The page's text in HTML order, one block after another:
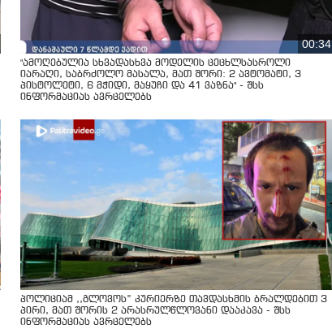
00:34
"ამოღებულია სხვადასხვა მოდელის ცეცხლსასროლი
იარაღი, საბრძოლო მასალა, მათ შორი: 2 ავტომატი, 3
პისტოლეტი, 6 მჭიდი, მაყუჩი და 41 ვაზნა" - შსს
ინფორმაციას ავრცელებს
პოლიციამ ,,გლოვოს” კურიერზე თავდასხმის ბრალდებით 3
პირი, მათ შორის 2 არასრულწლოვანი დააკავა - შსს
ინფორმაციას ავრცელებს